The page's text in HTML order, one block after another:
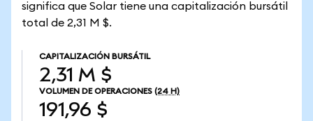
significa que Solar tiene una capitalización bursátil
total de 2,31 M $.
CAPITALIZACIÓN BURSÁTIL
2,31 M $
VOLUMEN DE OPERACIONES (24 H)
191,96 $